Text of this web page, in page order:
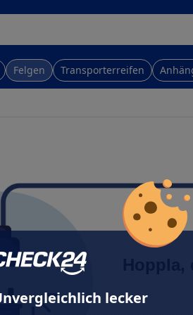
lecker
Felgen Transporterreifen